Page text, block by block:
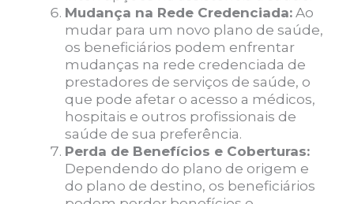
Mudança na Rede Credenciada: Ao
mudar para um novo plano de saúde,
os beneficiários podem enfrentar
mudanças na rede credenciada de
prestadores de serviços de saúde, o
que pode afetar o acesso a médicos,
hospitais e outros profissionais de
saúde de sua preferência.
Perda de Benefícios e Coberturas:
Dependendo do plano de origem e
do plano de destino, os beneficiários